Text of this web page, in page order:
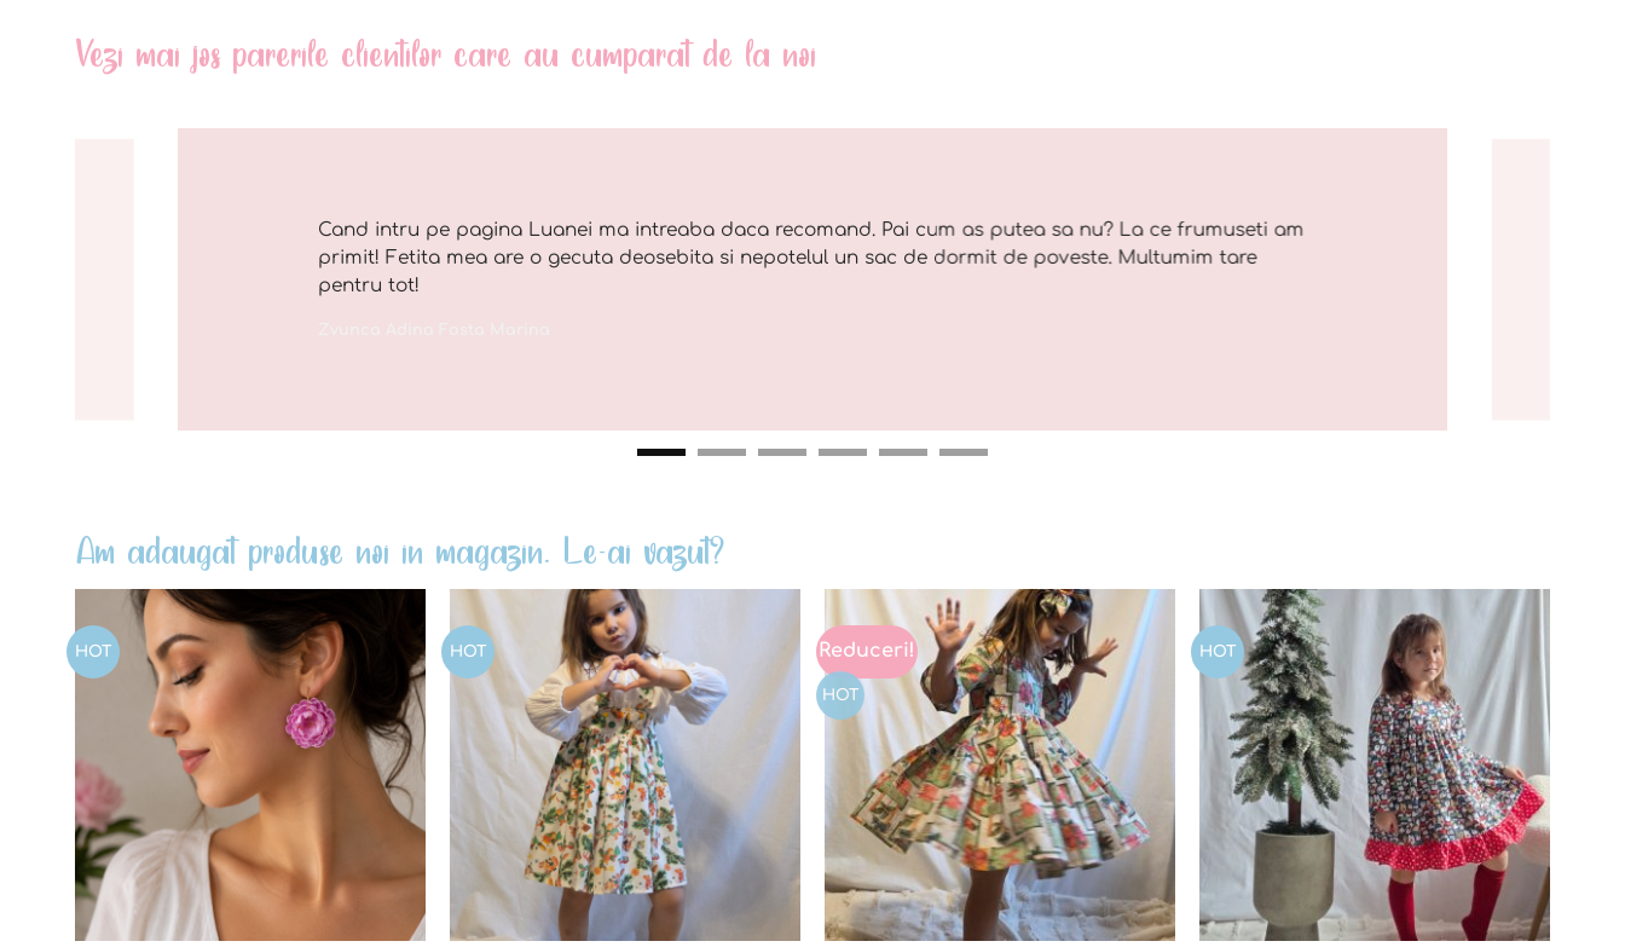
Vezi mai jos parerile clientilor care au cumparat de la noi
Cand intru pe pagina Luanei ma intreaba daca recomand. Pai cum as putea sa nu? La ce frumuseti am
primit! Fetita mea are o gecuta deosebita si nepotelul un sac de dormit de poveste. Multumim tare
pentru tot!
Am adaugat produse noi in magazin. Le-ai vazut?
HOT HOT Reduceri!
HOT
Add to
wishlist
HOT
Add to
wishlist